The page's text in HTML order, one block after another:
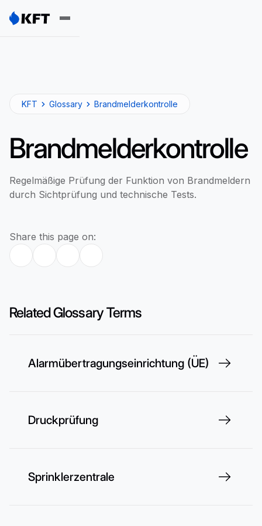
KFT Glossary Brandmelderkontrolle
Brandmelderkontrolle
Regelmäßige Prüfung der Funktion von Brandmeldern
durch Sichtprüfung und technische Tests.
Share this page on:
Related Glossary Terms
Alarmübertragungseinrichtung (ÜE)
Druckprüfung
Sprinklerzentrale